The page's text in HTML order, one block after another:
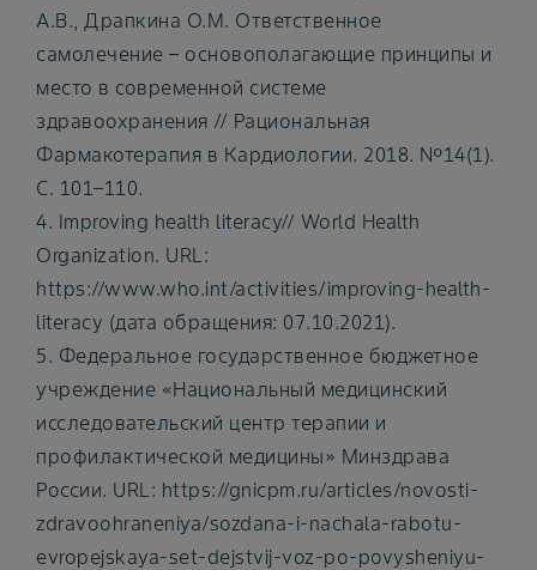
А.В., Драпкина О.М. Ответственное
самолечение – основополагающие принципы и
место в современной системе
здравоохранения // Рациональная
Фармакотерапия в Кардиологии. 2018. №14(1).
С. 101–110.
4. Improving health literacy// World Health
Organization. URL:
https://www.who.int/activities/improving-health-
literacy (дата обращения: 07.10.2021).
5. Федеральное государственное бюджетное
учреждение «Национальный медицинский
исследовательский центр терапии и
профилактической медицины» Минздрава
России. URL: https://gnicpm.ru/articles/novosti-
zdravoohraneniya/sozdana-i-nachala-rabotu-
evropejskaya-set-dejstvij-voz-po-povysheniyu-